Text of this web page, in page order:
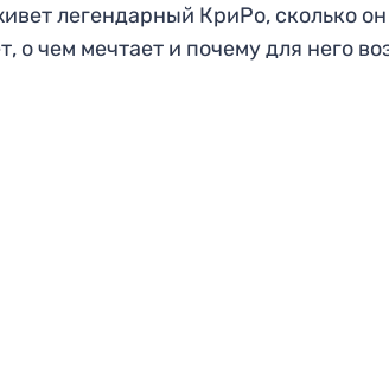
легендарный КриРо, сколько он
о чем мечтает и почему для него